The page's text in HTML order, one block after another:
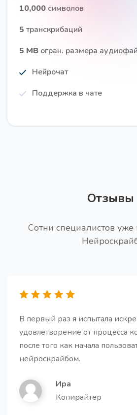
15 вопросов для глубинного
Получите 15 вопросов для
Получите поистине
внимание заголовки для вашей
Генератор FAQs
Резюме для второклассника
Получите краткое и легкое для
10,000 символов
5 транскрибаций
5 MB огран. размера
Нейрочат
Поддержка в чате
Отзывы
Сотни специалистов
В первый раз я испытала
удовлетворение от процесса
после того как начала
нейроскрайбом.
Ира
Копирайтер